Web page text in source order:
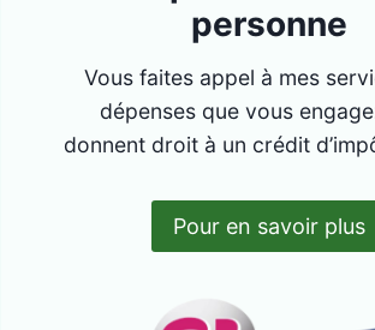
personne
Vous faites appel à mes
dépenses que vous
donnent droit à un crédit
Pour en savoir plus